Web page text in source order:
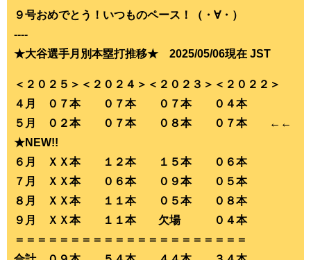
９号おめでとう！いつものペース！（・∀・）
----
★大谷選手月別本塁打推移★ 2025/05/06現在 JST
＜２０２５＞＜２０２４＞＜２０２３＞＜２０２２＞
４月 ０７本 ０７本 ０７本 ０４本
５月 ０２本 ０７本 ０８本 ０７本 ←←
★NEW!!
６月 ＸＸ本 １２本 １５本 ０６本
７月 ＸＸ本 ０６本 ０９本 ０５本
８月 ＸＸ本 １１本 ０５本 ０８本
９月 ＸＸ本 １１本 欠場 ０４本
＝＝＝＝＝＝＝＝＝＝＝＝＝＝＝＝＝＝＝＝＝